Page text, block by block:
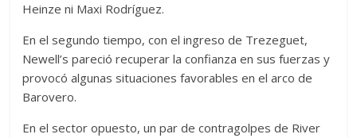
Heinze ni Maxi Rodríguez.
En el segundo tiempo, con el ingreso de Trezeguet,
Newell’s pareció recuperar la confianza en sus fuerzas y
provocó algunas situaciones favorables en el arco de
Barovero.
En el sector opuesto, un par de contragolpes de River